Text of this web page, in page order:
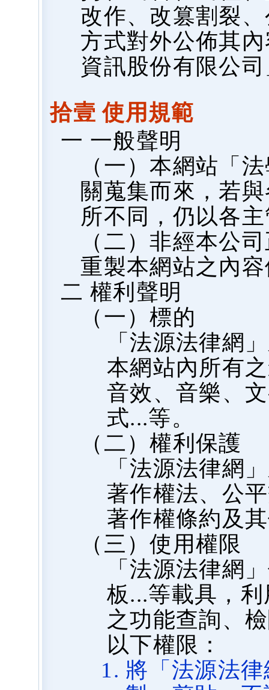
改作、改篡割裂
方式對外公佈其
資訊股份有限公
拾壹 使用規範
一 一般聲明
（一）本網站「
關蒐集而來，若
所不同，仍以各
（二）非經本公
重製本網站之內
二 權利聲明
（一）標的
「法源法律網
本網站內所有
音效、音樂、
式...等。
（二）權利保護
「法源法律網
著作權法、公
著作權條約及
（三）使用權限
「法源法律網
板...等載具，
之功能查詢、
以下權限：
將「法源法